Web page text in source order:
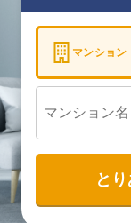
マンション
と